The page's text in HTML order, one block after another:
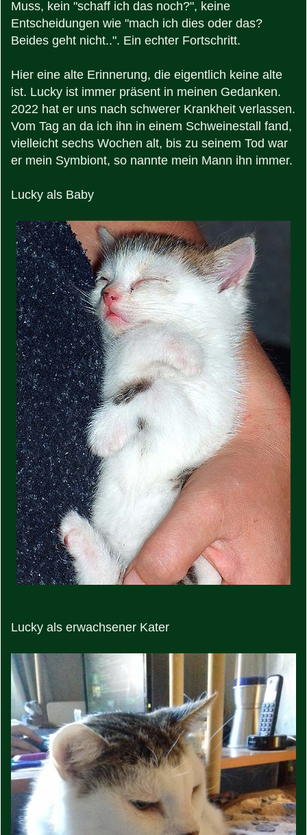
Muss, kein "schaff ich das noch?", keine
Entscheidungen wie "mach ich dies oder das?
Beides geht nicht..". Ein echter Fortschritt.
Hier eine alte Erinnerung, die eigentlich keine alte
ist. Lucky ist immer präsent in meinen Gedanken.
2022 hat er uns nach schwerer Krankheit verlassen.
Vom Tag an da ich ihn in einem Schweinestall fand,
vielleicht sechs Wochen alt, bis zu seinem Tod war
er mein Symbiont, so nannte mein Mann ihn immer.
Lucky als Baby
Lucky als erwachsener Kater